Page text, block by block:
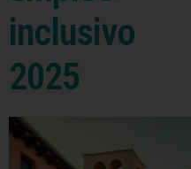
inclusivo
2025